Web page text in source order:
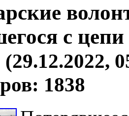
с
(29.12.2022,
1838